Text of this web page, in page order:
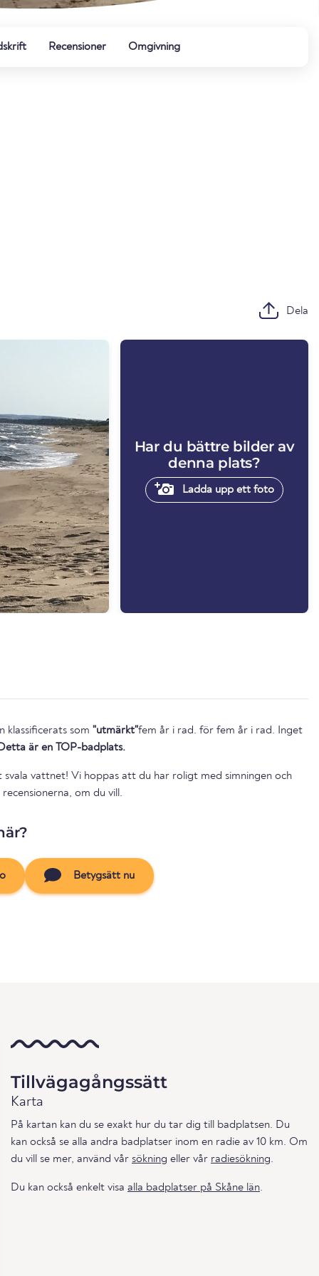
Recensioner Omgivning
Dela
Har du bättre bilder av
denna plats?
Ladda upp ett foto
klassificerats som "utmärkt"fem år i rad. för fem år i rad. Inget
Detta är en TOP-badplats.
svala vattnet! Vi hoppas att du har roligt med simningen och
om du vill.
Betygsätt nu
Tillvägagångssätt
Karta
På kartan kan du se exakt hur du tar dig till badplatsen. Du
kan också se alla andra badplatser inom en radie av 10 km. Om
du vill se mer, använd vår sökning eller vår radiesökning.
Du kan också enkelt visa alla badplatser på Skåne län.